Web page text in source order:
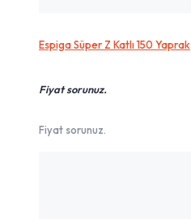
Espiga Süper Z Katlı 150 Yaprak
Fiyat sorunuz.
Fiyat sorunuz.